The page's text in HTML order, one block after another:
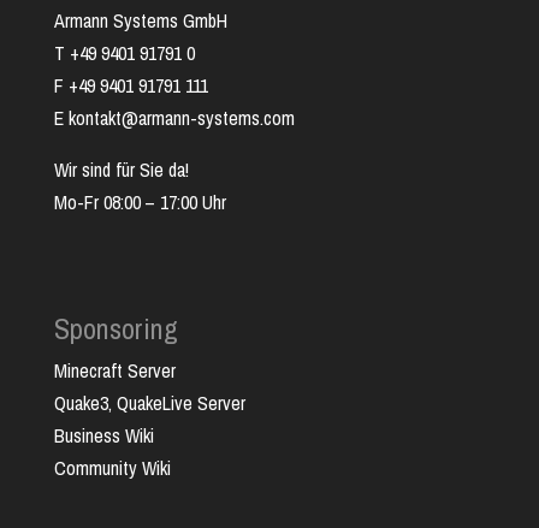
Armann Systems GmbH
T +49 9401 91791 0
F +49 9401 91791 111
E kontakt@armann-systems.com
Wir sind für Sie da!
Mo-Fr 08:00 – 17:00 Uhr
Sponsoring
Minecraft Server
Quake3, QuakeLive Server
Business Wiki
Community Wiki